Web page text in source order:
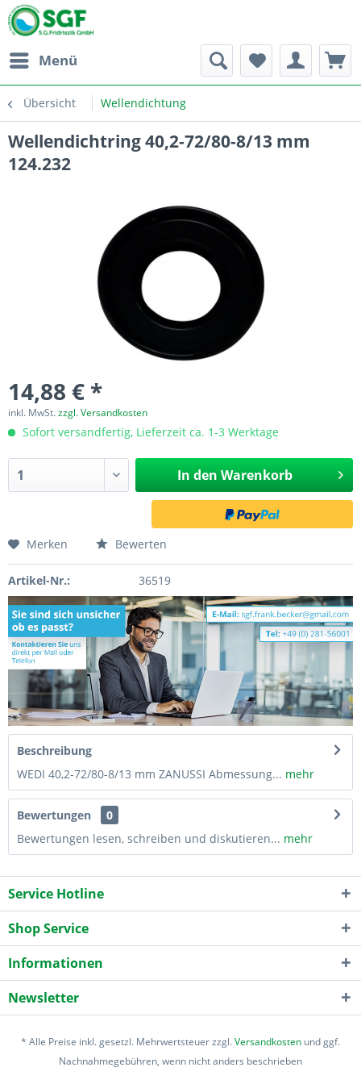
Menü
Übersicht Wellendichtung
Wellendichtring 40,2-72/80-8/13 mm
124.232
14,88 € *
inkl. MwSt.zzgl. Versandkosten
Sofort versandfertig, Lieferzeit ca. 1-3 Werktage
In den Warenkorb
Merken Bewerten
Artikel-Nr.: 36519
Beschreibung
WEDI 40,2-72/80-8/13 mm ZANUSSI Abmessung... mehr
Bewertungen
0
Bewertungen lesen, schreiben und diskutieren... mehr
Service Hotline
Shop Service
Informationen
Newsletter
* Alle Preise inkl. gesetzl. Mehrwertsteuer zzgl.Versandkosten und ggf.
Nachnahmegebühren, wenn nicht anders beschrieben